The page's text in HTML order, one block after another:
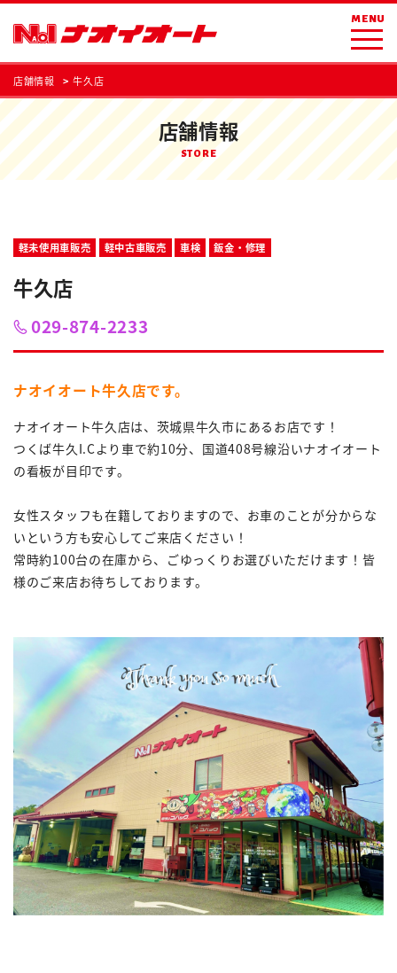
MENU
店舗情報 牛久店
店舗情報
STORE
軽未使用車販売 軽中古車販売 車検 鈑金・修理
牛久店
029-874-2233
ナオイオート牛久店です。
ナオイオート牛久店は、茨城県牛久市にあるお店です！
つくば牛久I.Cより車で約10分、国道408号線沿いナオイオート
の看板が目印です。
女性スタッフも在籍しておりますので、お車のことが分からな
いという方も安心してご来店ください！
常時約100台の在庫から、ごゆっくりお選びいただけます！皆
様のご来店お待ちしております。